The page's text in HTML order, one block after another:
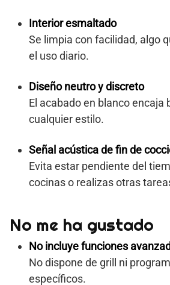
Interior esmaltado
Se limpia con facilidad, algo
el uso diario.
Diseño neutro y discreto
El acabado en blanco encaja
cualquier estilo.
Señal acústica de fin de
Evita estar pendiente del
cocinas o realizas otras
No me ha gustado
No incluye funciones
No dispone de grill ni
específicos.